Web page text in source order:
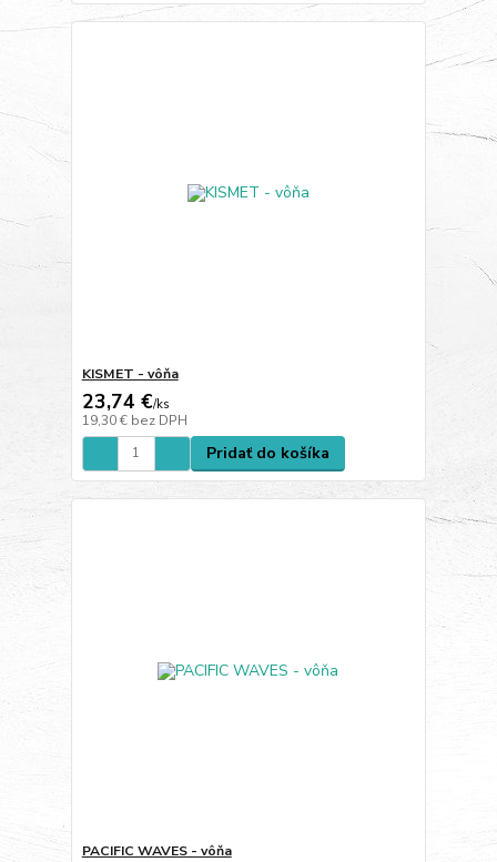
KISMET - vôňa
23,74 €/ks
19,30 € bez DPH
Pridať do košíka
PACIFIC WAVES - vôňa